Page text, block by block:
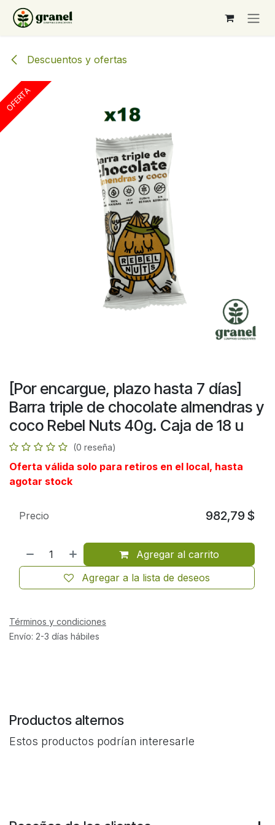
Ir al contenido
Descuentos y ofertas
OFERTA
[Por encargue, plazo hasta 7 días]
Barra triple de chocolate almendras y
coco Rebel Nuts 40g. Caja de 18 u
(0 reseña)
Oferta válida solo para retiros en el local, hasta
agotar stock
Agregar al carrito
Agregar a la lista de deseos
Precio 982,79$
Términos y condiciones
Envío: 2-3 días hábiles
Productos alternos
Estos productos podrían interesarle